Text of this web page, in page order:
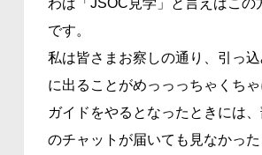
わば「JSOC見学」と言えばこの
です。
私は皆さまお察しの通り、引っ
に出ることがめっっっちゃくち
ガイドをやるとなったときには
のチャットが届いても見なかった